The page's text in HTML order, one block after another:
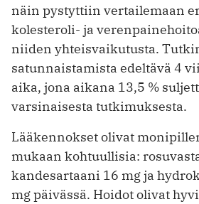
näin pystyttiin vertailemaan
kolesteroli- ja
niiden yhteisvaikutusta.
satunnaistamista edeltävä 4
aika, jona aikana 13,5 %
varsinaisesta tutkimuksesta.
Lääkennokset olivat
mukaan kohtuullisia:
kandesartaani 16 mg ja
mg päivässä. Hoidot olivat